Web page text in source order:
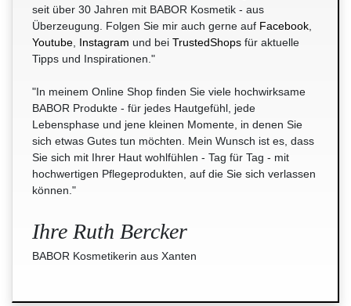
seit über 30 Jahren mit BABOR Kosmetik - aus
Überzeugung. Folgen Sie mir auch gerne auf Facebook
Youtube Instagram und bei TrustedShops für aktuelle
Tipps und Inspirationen."
"In meinem Online Shop finden Sie viele hochwirksame
BABOR Produkte - für jedes Hautgefühl, jede
Lebensphase und jene kleinen Momente, in denen Sie
sich etwas Gutes tun möchten. Mein Wunsch ist es, dass
Sie sich mit Ihrer Haut wohlfühlen - Tag für Tag - mit
hochwertigen Pflegeprodukten, auf die Sie sich verlassen
können."
Ihre Ruth Bercker
BABOR Kosmetikerin aus Xanten